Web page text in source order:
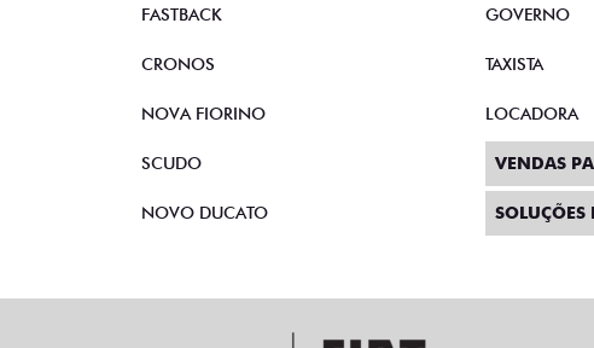
FASTBACK
CRONOS
NOVA FIORINO
SCUDO
NOVO DUCATO
GOVERNO
TAXISTA
LOCADORA
VENDAS
SOLUÇÕES